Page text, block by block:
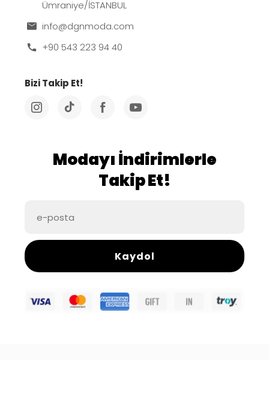
Ümraniye/İSTANBUL
info@dgnmoda.com
+90 543 223 94 40
Bizi Takip Et!
Modayı İndirimlerle
Takip Et!
Kaydol